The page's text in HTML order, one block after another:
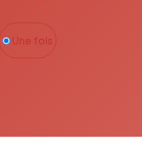
Une fois